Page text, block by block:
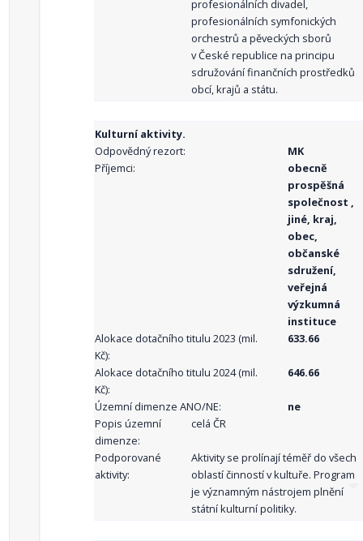
profesionálních divadel,
profesionálních symfonických
orchestrů a pěveckých sborů
v České republice na principu
sdružování finančních prostředků
obcí, krajů a státu.
Kulturní aktivity.
Odpovědný rezort:
MK
Příjemci:
obecně
prospěšná
společnost ,
jiné, kraj,
obec,
občanské
sdružení,
veřejná
výzkumná
instituce
Alokace dotačního titulu 2023 (mil.
Kč):
633.66
Alokace dotačního titulu 2024 (mil.
Kč):
646.66
Územní dimenze ANO/NE:
ne
Popis územní
dimenze:
celá ČR
Podporované
aktivity:
Aktivity se prolínají téměř do všech
oblastí činností v kultuře. Program
je významným nástrojem plnění
státní kulturní politiky.